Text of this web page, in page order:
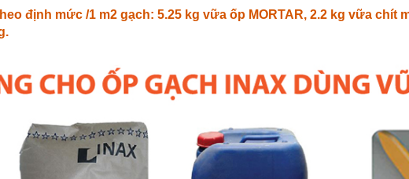
định mức /1 m2 gạch: 5.25 kg vữa ốp MORTAR, 2.2 kg vữa chít